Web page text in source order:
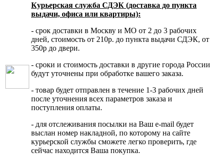
Курьерская служба СДЭК (доставка до пункта
выдачи, офиса или квартиры):
- срок доставки в Москву и МО от 2 до 3 рабочих
дней, стоимость от 210р. до пункта выдачи СДЭК, от
350р до двери.
- сроки и стоимость доставки в другие города России
будут уточнены при обработке вашего заказа.
- товар будет отправлен в течение 1-3 рабочих дней
после уточнения всех параметров заказа и
поступления оплаты.
- для отслеживания посылки на Ваш e-mail будет
выслан номер накладной, по которому на сайте
курьерской службы сможете легко проверить, где
сейчас находится Ваша покупка.